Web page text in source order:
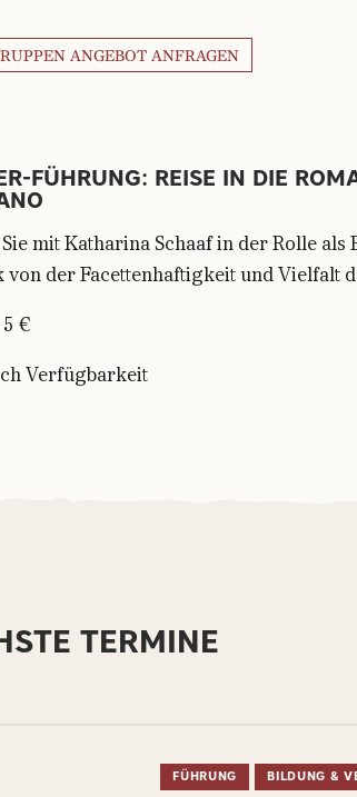
ANGEBOT ANFRAGEN
FÜHRUNG: REISE IN DIE
mit Katharina Schaaf in der Rolle als
von der Facettenhaftigkeit und Vielfalt
€
Verfügbarkeit
TERMINE
FÜHRUNG BILDUNG &